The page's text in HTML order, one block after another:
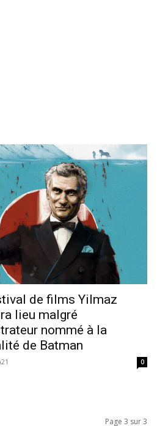
de films Yilmaz
lieu malgré
nommé à la
de Batman
0
Page 3 sur 3